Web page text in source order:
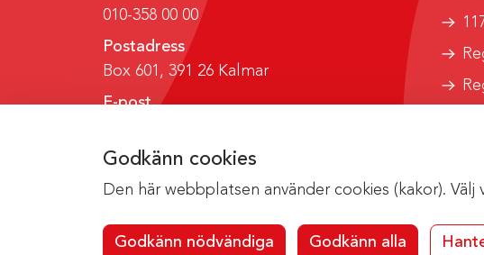
Godkänn cookies
Den här webbplatsen använder cookies (kakor). Välj
Godkänn nödvändiga Godkänn alla
010-358 00 00
Postadress
Box 601, 391 26 Kalmar
E-post